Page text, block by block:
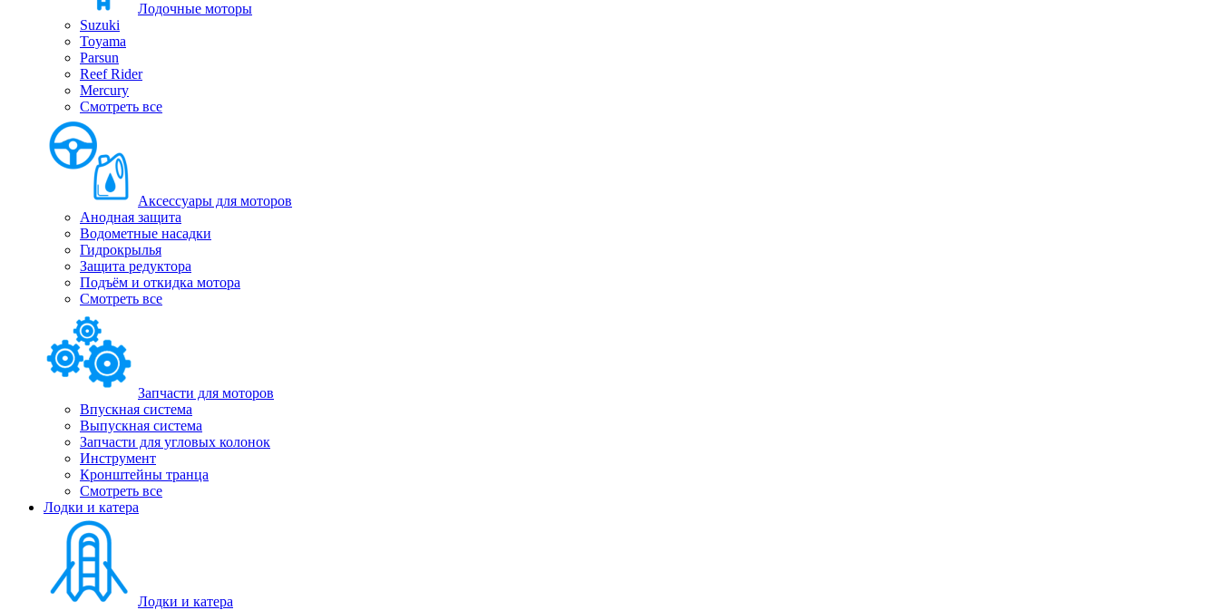
Лодочные моторы
Suzuki
Toyama
Parsun
Reef Rider
Mercury
Смотреть все
Аксессуары для моторов
Анодная защита
Водометные насадки
Гидрокрылья
Защита редуктора
Подъём и откидка мотора
Смотреть все
Запчасти для моторов
Впускная система
Выпускная система
Запчасти для угловых колонок
Инструмент
Кронштейны транца
Смотреть все
Лодки и катера
Лодки и катера